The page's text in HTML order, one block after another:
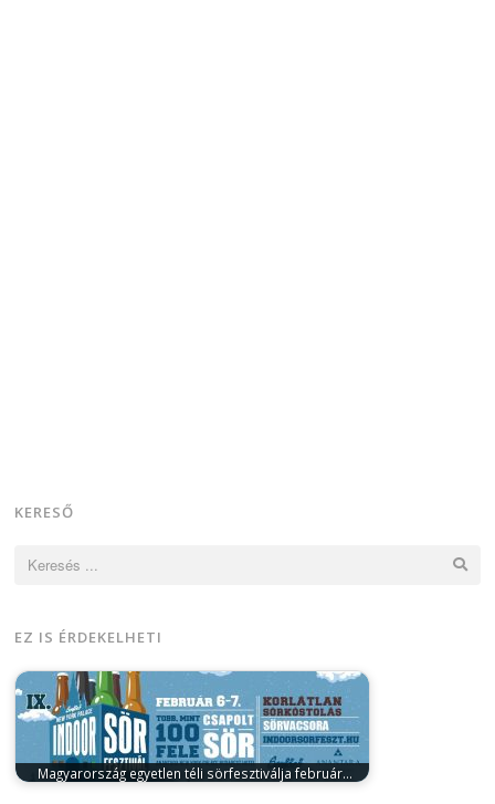
KERESŐ
EZ IS ÉRDEKELHETI
Magyarország egyetlen téli sörfesztiválja február…